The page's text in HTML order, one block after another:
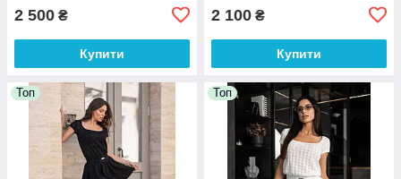
2 500 ₴
Купити
2 100 ₴
Купити
Топ Топ